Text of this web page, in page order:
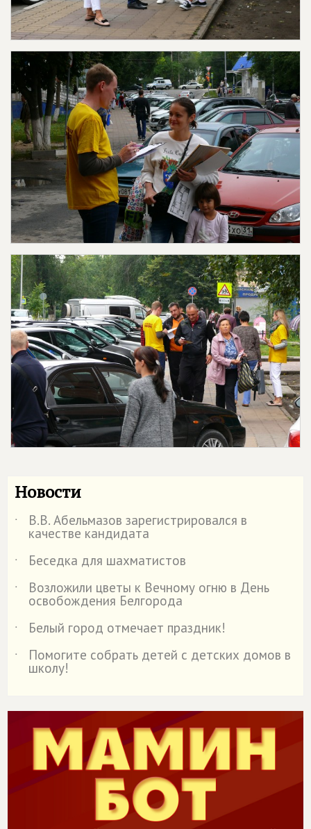
Новости
˙ В.В. Абельмазов зарегистрировался в
качестве кандидата
˙
Беседка для шахматистов
˙
Возложили цветы к Вечному огню в День
освобождения Белгорода
˙
Белый город отмечает праздник!
˙
Помогите собрать детей с детских домов в
школу!